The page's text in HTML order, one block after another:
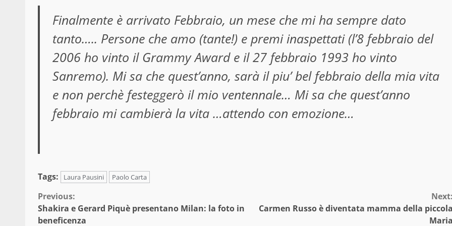
Finalmente è arrivato Febbraio, un mese che mi ha sempre dato
tanto….. Persone che amo (tante!) e premi inaspettati (l’8 febbraio del
2006 ho vinto il Grammy Award e il 27 febbraio 1993 ho vinto
Sanremo). Mi sa che quest’anno, sarà il piu’ bel febbraio della mia vita
e non perchè festeggerò il mio ventennale… Mi sa che quest’anno
febbraio mi cambierà la vita …attendo con emozione…
Tags: Laura Pausini Paolo Carta
Continue
Reading
Previous:
Shakira e Gerard Piquè presentano Milan: la foto in
beneficenza
Next:
Carmen Russo è diventata mamma della piccola
Maria